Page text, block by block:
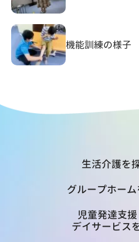
機能訓練の様子
生活介護を
グループホー
児童発達支
デイサービス